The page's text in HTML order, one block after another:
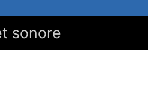
sonore